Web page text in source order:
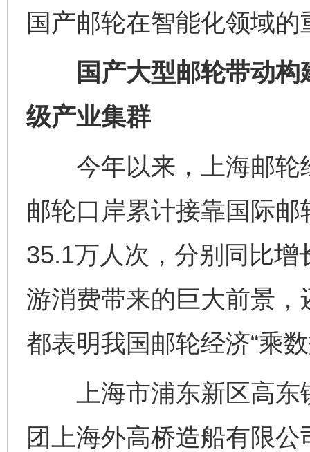
国产邮轮在智能化领域
国产大型邮轮带动构
级产业集群
今年以来，上海邮轮
邮轮口岸累计接靠国际
35.1万人次，分别同比
游消费带来的巨大前景
都表明我国邮轮经济“乘
上海市浦东新区高东
团上海外高桥造船有限